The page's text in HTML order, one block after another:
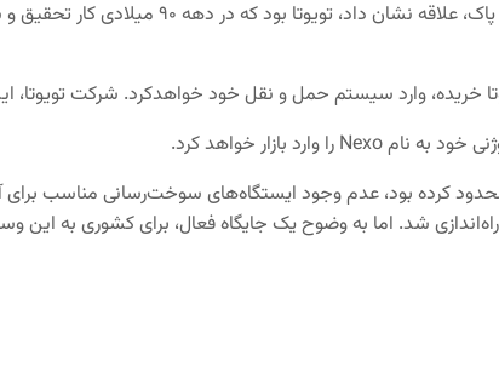
محدود کرده‌ بود، عدم وجود ایستگاه‌های سوخت‌رسانی مناسب
شد. اما به وضوح یک جایگاه فعال، برای کشوری به